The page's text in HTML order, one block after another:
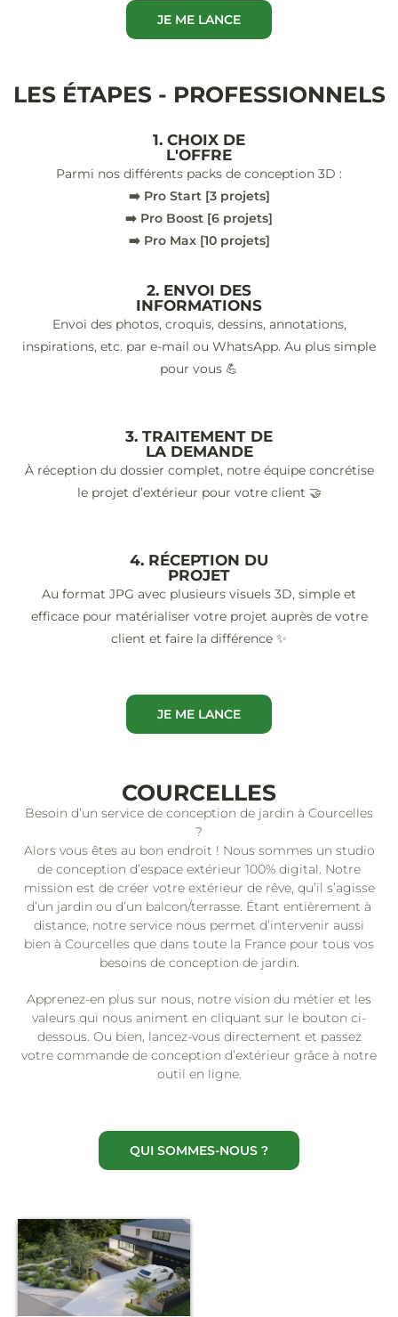
JE ME LANCE
LES ÉTAPES - PROFESSIONNELS
1. CHOIX DE
L'OFFRE
Parmi nos différents packs de conception 3D :
➡️ Pro Start [3 projets]
➡️ Pro Boost [6 projets]
➡️ Pro Max [10 projets]
2. ENVOI DES
INFORMATIONS
Envoi des photos, croquis, dessins, annotations,
inspirations, etc. par e-mail ou WhatsApp. Au plus simple
pour vous 💪
3. TRAITEMENT DE
LA DEMANDE
À réception du dossier complet, notre équipe concrétise
le projet d’extérieur pour votre client 🤝
4. RÉCEPTION DU
PROJET
Au format JPG avec plusieurs visuels 3D, simple et
efficace pour matérialiser votre projet auprès de votre
client et faire la différence ✨
JE ME LANCE
COURCELLES
Besoin d’un service de conception de jardin à Courcelles
?
Alors vous êtes au bon endroit ! Nous sommes un studio
de conception d’espace extérieur 100% digital. Notre
mission est de créer votre extérieur de rêve, qu’il s’agisse
d’un jardin ou d’un balcon/terrasse. Étant entièrement à
distance, notre service nous permet d’intervenir aussi
bien à Courcelles que dans toute la France pour tous vos
besoins de conception de jardin.
Apprenez-en plus sur nous, notre vision du métier et les
valeurs qui nous animent en cliquant sur le bouton ci-
dessous. Ou bien, lancez-vous directement et passez
votre commande de conception d’extérieur grâce à notre
outil en ligne.
QUI SOMMES-NOUS ?